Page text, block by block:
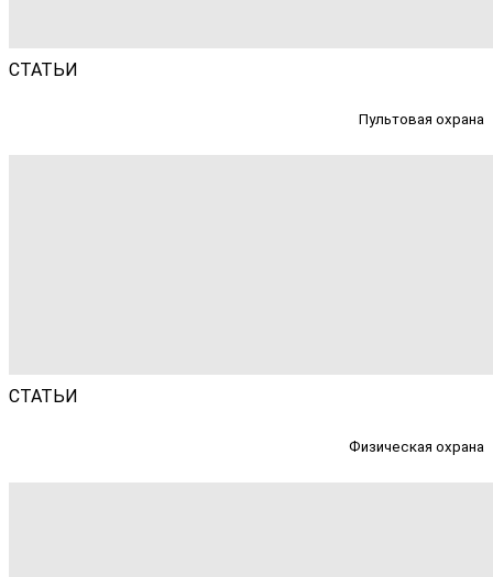
СТАТЬИ
Пультовая охрана
СТАТЬИ
Физическая охрана